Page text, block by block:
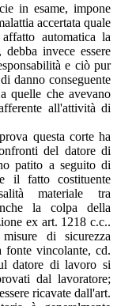
in esame, impone
accertata quale
automatica la
invece essere
e ciò pur
danno conseguente
quelle che avevano
all'attività di
questa corte ha
del datore di
patito a seguito di
il fatto costituente
materiale tra
la colpa della
ex art. 1218 c.c..
di sicurezza
fonte vincolante, cd.
datore di lavoro si
dal lavoratore;
ricavate dall'art.